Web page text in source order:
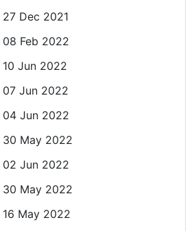
27 Dec 2021
08 Feb 2022
10 Jun 2022
07 Jun 2022
04 Jun 2022
30 May 2022
02 Jun 2022
30 May 2022
16 May 2022